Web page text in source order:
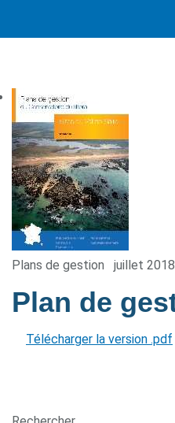
Plans de gestion juillet 2018
Plan de
Télécharger la version .pdf